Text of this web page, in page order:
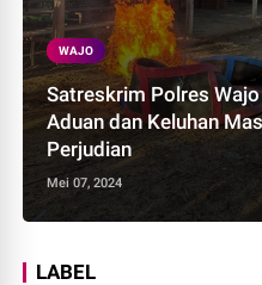
WAJO
Satreskrim Polres
Aduan dan Keluhan
Perjudian
Mei 07, 2024
LABEL